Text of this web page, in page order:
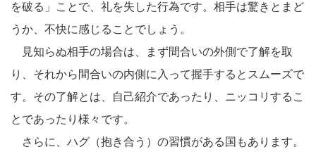
を破る」ことで、礼を失した行為です。相手は驚きとまど
うか、不快に感じることでしょう。
見知らぬ相手の場合は、まず間合いの外側で了解を取
り、それから間合いの内側に入って握手するとスムーズで
す。その了解とは、自己紹介であったり、ニッコリするこ
とであったり様々です。
さらに、ハグ（抱き合う）の習慣がある国もあります。